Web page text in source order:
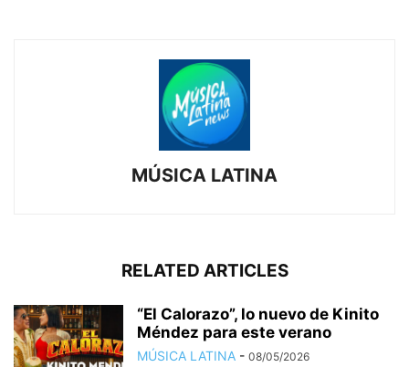
MÚSICA LATINA
RELATED ARTICLES
“El Calorazo”, lo nuevo de Kinito
Méndez para este verano
MÚSICA LATINA - 08/05/2026